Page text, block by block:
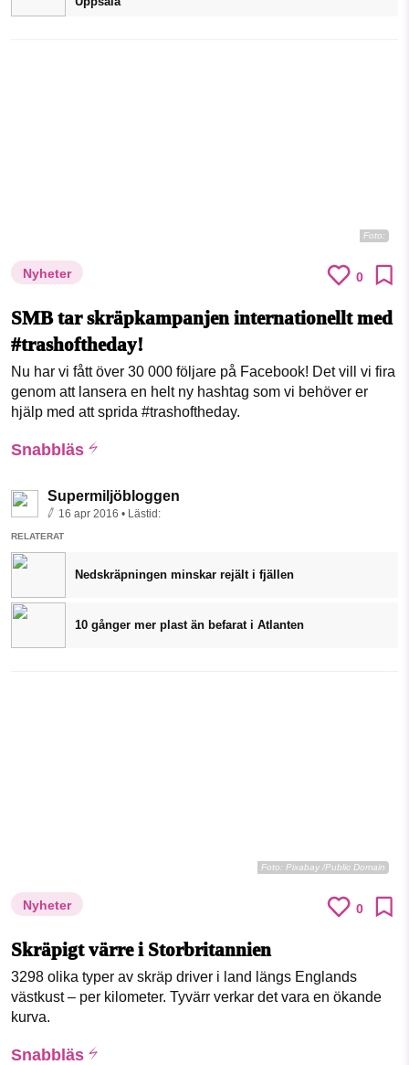
Foto:
Nyheter 0
SMB tar skräpkampanjen internationellt med
#trashoftheday!
Nu har vi fått över 30 000 följare på Facebook! Det vill vi fira
genom att lansera en helt ny hashtag som vi behöver er
hjälp med att sprida #trashoftheday.
Snabbläs
Supermiljöbloggen
16 apr 2016 • Lästid:
RELATERAT
Nedskräpningen minskar rejält i fjällen
10 gånger mer plast än befarat i Atlanten
Foto: Pixabay /Public Domain
Nyheter 0
Skräpigt värre i Storbritannien
3298 olika typer av skräp driver i land längs Englands
västkust – per kilometer. Tyvärr verkar det vara en ökande
kurva.
Snabbläs